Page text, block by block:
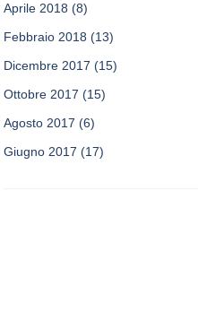
Aprile 2018 (8)
Febbraio 2018 (13)
Dicembre 2017 (15)
Ottobre 2017 (15)
Agosto 2017 (6)
Giugno 2017 (17)